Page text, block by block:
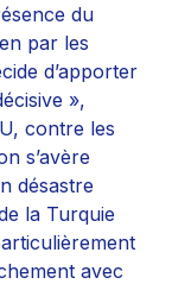
du
par les
d’apporter
»,
contre les
s’avère
désastre
la Turquie
avec